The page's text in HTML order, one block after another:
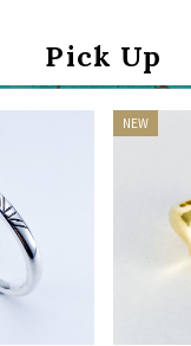
Pick Up